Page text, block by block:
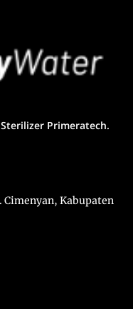
Primeratech.
Cimenyan, Kabupaten